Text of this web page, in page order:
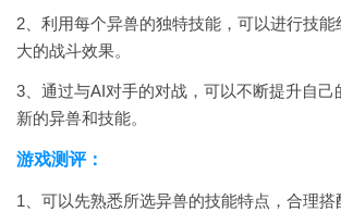
2、利用每个异兽的独特技能，可以进行技
大的战斗效果。
3、通过与AI对手的对战，可以不断提升自己
新的异兽和技能。
游戏测评：
1、可以先熟悉所选异兽的技能特点，合理